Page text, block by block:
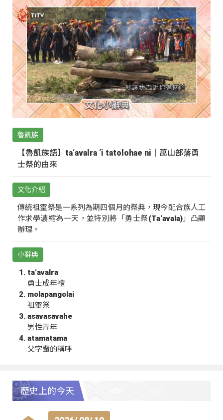
魯凱族
【魯凱族語】ta‘avalra ‘i tatolohae ni｜萬山部落勇
士祭的由來
文化介紹
傳統祖靈祭是一系列為期四個月的祭典，現今配合族人工
作求學濃縮為一天，並特別將「勇士祭(Ta‘avala)」凸顯
辦理。
小辭典
ta‘avalra
勇士成年禮
molapangolai
祖靈祭
asavasavahe
男性青年
atamatama
父字輩的稱呼
歷史上的今天